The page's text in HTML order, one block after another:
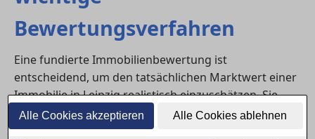
Alle Cookies akzeptieren Alle Cookies ablehnen
Bewertungsverfahren
Eine fundierte Immobilienbewertung ist
entscheidend, um den tatsächlichen Marktwert einer
Immobilie in Leipzig realistisch einzuschätzen. Sie
hilft Käufern, überteuerte Angebote zu erkennen und
Verhandlungsspielräume richtig zu nutzen. Hier